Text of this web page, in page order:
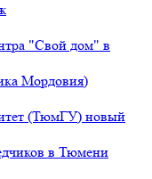
"Свой дом" в
Мордовия)
(ТюмГУ) новый
в Тюмени